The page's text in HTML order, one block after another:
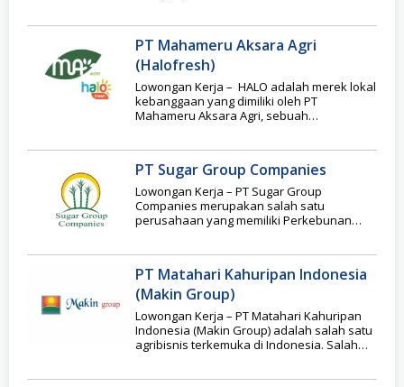
PT Mahameru Aksara Agri
(Halofresh)
Lowongan Kerja – HALO adalah merek lokal
kebanggaan yang dimiliki oleh PT
Mahameru Aksara Agri, sebuah
PT Sugar Group Companies
Lowongan Kerja – PT Sugar Group
Companies merupakan salah satu
perusahaan yang memiliki Perkebunan
PT Matahari Kahuripan Indonesia
(Makin Group)
Lowongan Kerja – PT Matahari Kahuripan
Indonesia (Makin Group) adalah salah satu
agribisnis terkemuka di Indonesia. Salah